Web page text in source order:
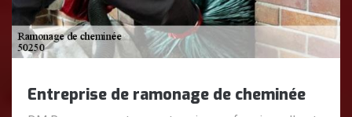
Entreprise de ramonage de cheminée